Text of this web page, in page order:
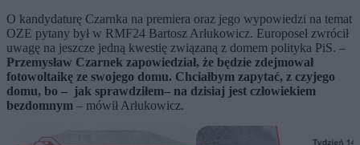
O kandydaturę Czarnka na premiera oraz jego wypowiedzi na temat
OZE pytany był w RMF24 Bartosz Arłukowicz. Europoseł zwrócił
uwagę na jeszcze jedną kwestię związaną z domem polityka PiS. –
Przemysław Czarnek zapowiedział, że będzie zdejmował
fotowoltaikę ze swojego domu. Chciałbym zapytać, z czyjego
domu, bo – jak sprawdziłem– na dzisiaj jest człowiekiem
bezdomnym – mówił Arłukowicz.